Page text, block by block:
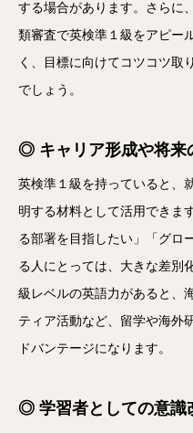
する場合があります。さらに、
類審査で英検準１級をアピー
く、目標に向けてコツコツ取
でしょう。
◎ キャリア形成や将来
英検準１級を持っていると、
明する材料として活用できま
る部署を目指したい」「グロ
る人にとっては、大きな差別
級レベルの英語力があると、
ティア活動など、留学や海外
ドバンテージになります。
◎ 学習者としての意識